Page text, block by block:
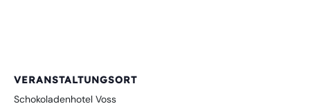
VERANSTALTUNGSORT
Schokoladenhotel Voss